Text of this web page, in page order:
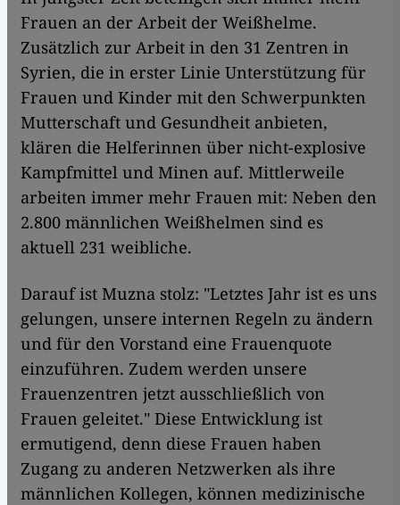
Frauen an der Arbeit der Weißhelme.
Zusätzlich zur Arbeit in den 31 Zentren in
Syrien, die in erster Linie Unterstützung für
Frauen und Kinder mit den Schwerpunkten
Mutterschaft und Gesundheit anbieten,
klären die Helferinnen über nicht-explosive
Kampfmittel und Minen auf. Mittlerweile
arbeiten immer mehr Frauen mit: Neben den
2.800 männlichen Weißhelmen sind es
aktuell 231 weibliche.
Darauf ist Muzna stolz: "Letztes Jahr ist es uns
gelungen, unsere internen Regeln zu ändern
und für den Vorstand eine Frauenquote
einzuführen. Zudem werden unsere
Frauenzentren jetzt ausschließlich von
Frauen geleitet." Diese Entwicklung ist
ermutigend, denn diese Frauen haben
Zugang zu anderen Netzwerken als ihre
männlichen Kollegen, können medizinische